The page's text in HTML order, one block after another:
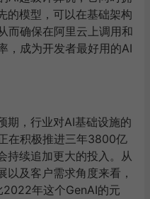
的模型，可以在基础架构
而确保在阿里云上调用和
，成为开发者最好用的AI
期，行业对AI基础设施的
在积极推进三年3800亿
持续追加更大的投入。从
及客户需求角度来看，
2022年这个GenAI的元